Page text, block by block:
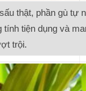
thật, phần gù tự
tiện dụng và
trội.